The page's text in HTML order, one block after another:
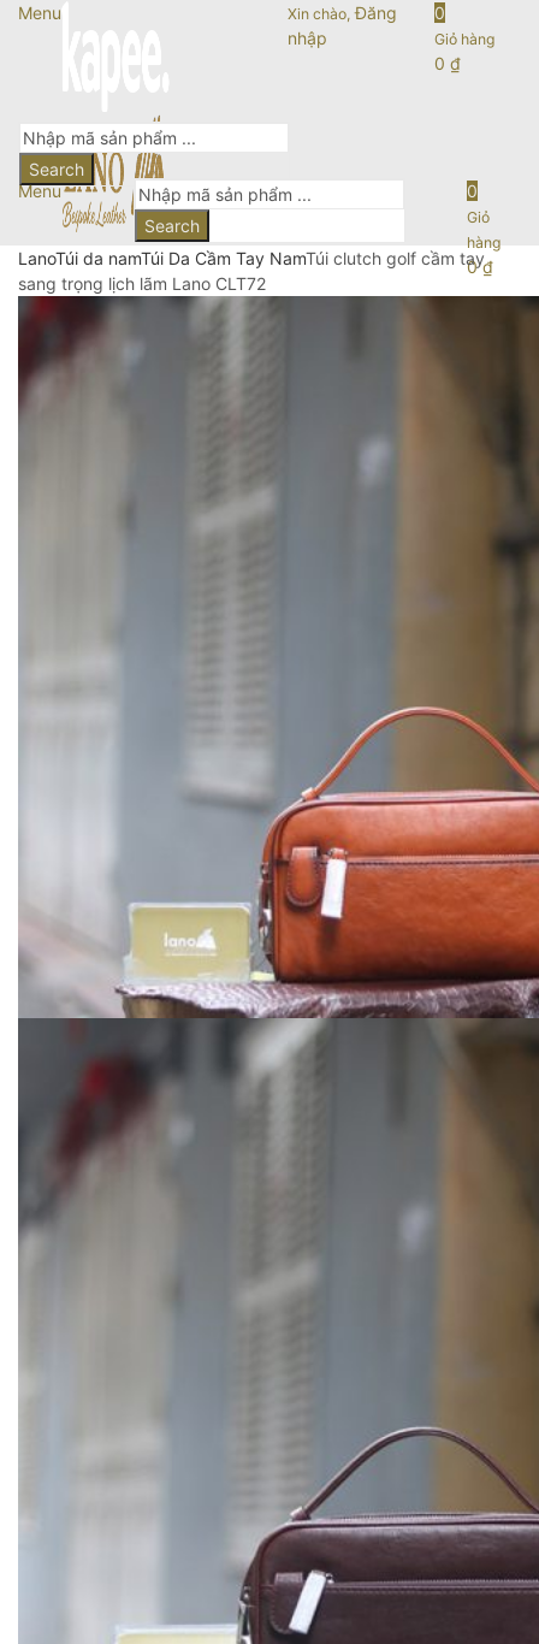
Menu Xin chào, Đăng
nhập
0
Giỏ hàng
0 ₫
Search
Menu
Search
0
Giỏ
hàng
0₫
LanoTúi da namTúi Da Cầm Tay NamTúi clutch golf cầm tay
sang trọng lịch lãm Lano CLT72